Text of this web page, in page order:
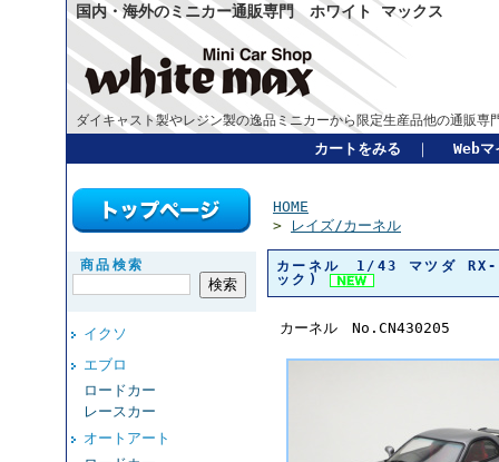
国内・海外のミニカー通販専門 ホワイト マックス
ダイキャスト製やレジン製の逸品ミニカーから限定生産品他の通販専
カートをみる ｜ Web
商品検索
イクソ
エブロ
ロードカー
レースカー
オートアート
HOME
>
レイズ/カーネル
カーネル 1/43 マツダ
ック)
カーネル No.CN430205